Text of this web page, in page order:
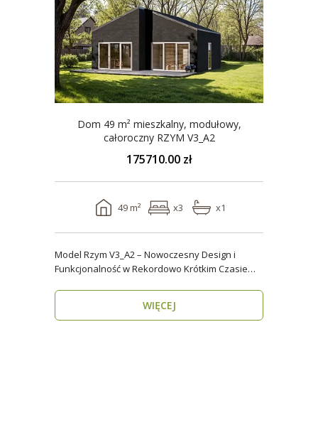
Dom 49 m² mieszkalny, modułowy,
całoroczny RZYM V3_A2
175710.00 zł
49 m² x3 x1
Model Rzym V3_A2 – Nowoczesny Design i
Funkcjonalność w Rekordowo Krótkim Czasie
WIĘCEJ